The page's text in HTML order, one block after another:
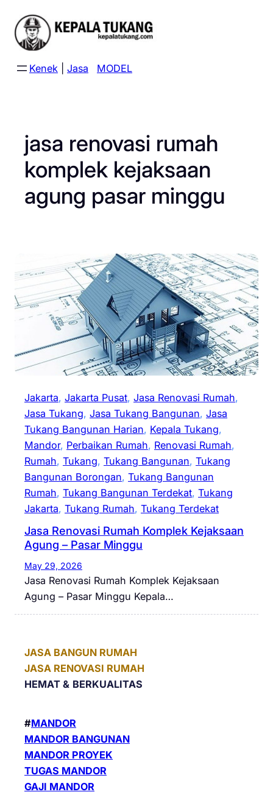
content
Kenek Jasa MODEL
jasa renovasi rumah
komplek kejaksaan
agung pasar minggu
Jakarta, Jakarta Pusat, Jasa Renovasi Rumah
Jasa Tukang, Jasa Tukang Bangunan, Jasa
Tukang Bangunan Harian, Kepala Tukang
Mandor, Perbaikan Rumah, Renovasi Rumah
Rumah, Tukang, Tukang Bangunan, Tukang
Bangunan Borongan, Tukang Bangunan
Rumah, Tukang Bangunan Terdekat, Tukang
Jakarta, Tukang Rumah, Tukang Terdekat
Jasa Renovasi Rumah Komplek Kejaksaan
Agung – Pasar Minggu
May 29, 2026
Jasa Renovasi Rumah Komplek Kejaksaan
Agung – Pasar Minggu Kepala…
JASA BANGUN RUMAH
JASA RENOVASI RUMAH
HEMAT & BERKUALITAS
#MANDOR
MANDOR BANGUNAN
MANDOR PROYEK
TUGAS MANDOR
GAJI MANDOR